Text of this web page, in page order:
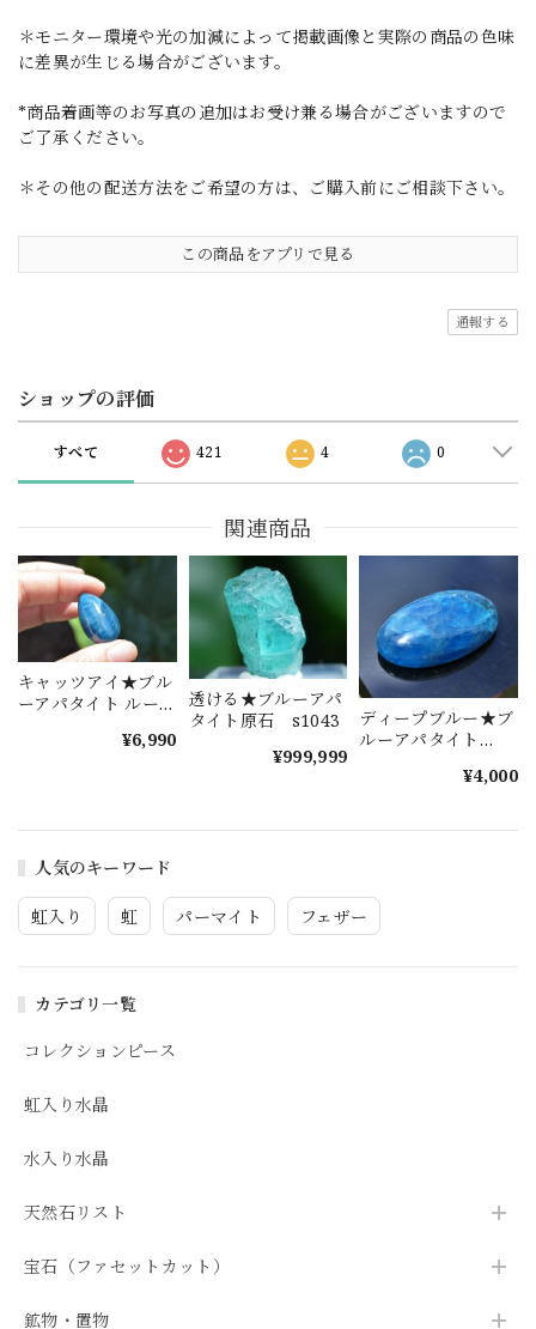
人気のキーワード
虹入り 虹 パーマイト フェザー
カテゴリ一覧
コレクションピース
虹入り水晶
水入り水晶
天然石リスト
宝石（ファセットカット）
鉱物・置物
＊モニター環境や光の加減によって掲載画像と実際の商品の色味
に差異が生じる場合がございます。
*商品着画等のお写真の追加はお受け兼る場合がございますので
ご了承ください。
＊その他の配送方法をご希望の方は、ご購入前にご相談下さい。
この商品をアプリで見る
通報する
ショップの評価
すべて 421 4 0
関連商品
キャッツアイ★ブル
ーアパタイト ルー
¥6,990
透ける★ブルーアパ
タイト原石 s1043
¥999,999
ディープブルー★ブ
ルーアパタイト
¥4,000